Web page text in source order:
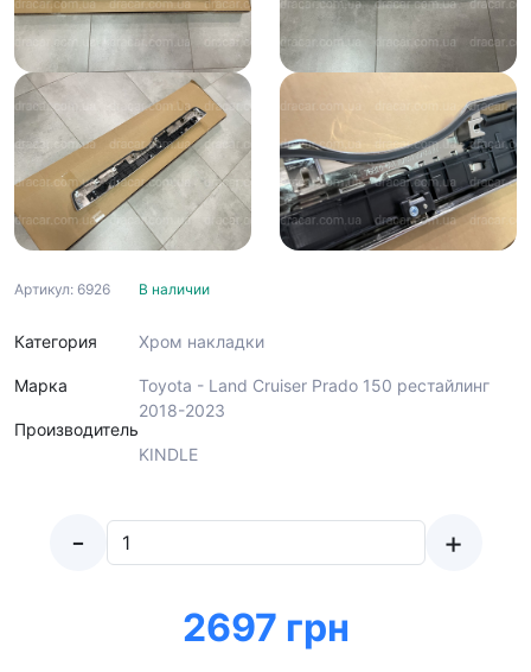
Артикул: 6926
Категория
Марка
Производитель
В наличии
Хром накладки
Toyota - Land Cruiser Prado 150 рестайлинг
2018-2023
KINDLE
- +
2697 грн